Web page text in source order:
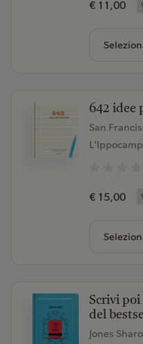
€ 11,00
642 idee
San
€ 15,00
Scrivi
del
Jones